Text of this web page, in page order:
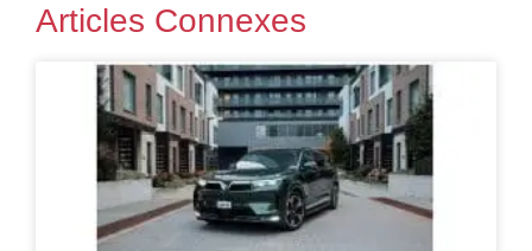
Articles Connexes